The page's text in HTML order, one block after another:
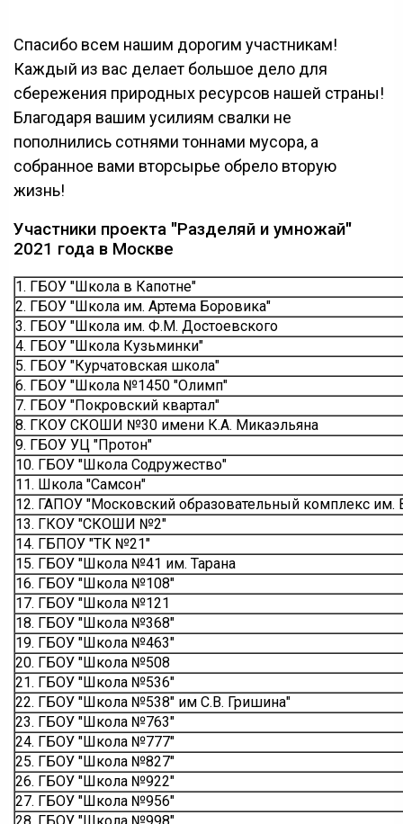
Спасибо всем нашим дорогим участникам!
Каждый из вас делает большое дело для
сбережения природных ресурсов нашей страны!
Благодаря вашим усилиям свалки не
пополнились сотнями тоннами мусора, а
собранное вами вторсырье обрело вторую
жизнь!
Участники проекта "Разделяй и умножай"
2021 года в Москве
1. ГБОУ "Школа в Капотне"
2. ГБОУ "Школа им. Артема Боровика"
3. ГБОУ "Школа им. Ф.М. Достоевского
4. ГБОУ "Школа Кузьминки"
5. ГБОУ "Курчатовская школа"
6. ГБОУ "Школа №1450 "Олимп"
7. ГБОУ "Покровский квартал"
8. ГКОУ СКОШИ №30 имени К.А. Микаэльяна
9. ГБОУ УЦ "Протон"
10. ГБОУ "Школа Содружество"
11. Школа "Самсон"
12. ГАПОУ "Московский образовательный комплекс им.
13. ГКОУ "СКОШИ №2"
14. ГБПОУ "ТК №21"
15. ГБОУ "Школа №41 им. Тарана
16. ГБОУ "Школа №108"
17. ГБОУ "Школа №121
18. ГБОУ "Школа №368"
19. ГБОУ "Школа №463"
20. ГБОУ "Школа №508
21. ГБОУ "Школа №536"
22. ГБОУ "Школа №538" им С.В. Гришина"
23. ГБОУ "Школа №763"
24. ГБОУ "Школа №777"
25. ГБОУ "Школа №827"
26. ГБОУ "Школа №922"
27. ГБОУ "Школа №956"
28. ГБОУ "Школа №998"